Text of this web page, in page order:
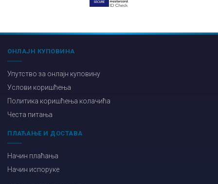
ОНЛАЈН КУПОВИНА
Упутство за онлајн куповину
Услови коришћења
Политика коришћења колачића
Честа питања
ПЛАЋАЊЕ И ДОСТАВА
Начин плаћања
Начин испоруке